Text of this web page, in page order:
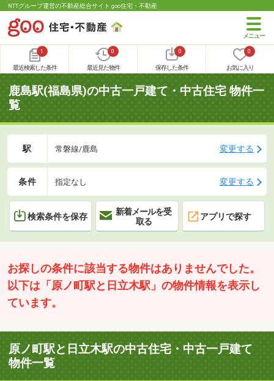
NTTグループ運営の不動産総合サイト goo住宅・不動産
1
最近検索した条件
0
最近見た物件
0
保存した条件
0
お気に入り
鹿島駅(福島県)の中古一戸建て・中古住宅 物件一
覧
駅 常磐線/鹿島 変更する
条件 指定なし 変更する
検索条件を保存
新着メールを受
取る
アプリで探す
お探しの条件に該当する物件はありませんでした。
以下は「原ノ町駅と日立木駅」の物件情報を表示し
ています。
原ノ町駅と日立木駅の中古住宅・中古一戸建て
物件一覧